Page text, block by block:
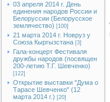
03 апреля 2014 г. День
единения народов России и
Белоруссии (Белорусское
землячество) [100]
21 марта 2014 г. Новруз у
Союза Кыргызстана [3]
Гала-концерт Фестиваля
дружбы народов (посвящен
200-летию Т.Г. Шевченко)
[122]
Открытие выставки "Дума о
Тарасе Шевченко" (12
марта 2014 г.) [20]